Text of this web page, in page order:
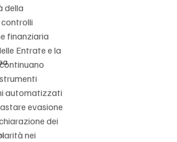
della
finanziaria
Entrate e la
automatizzati
evasione
dei
nei